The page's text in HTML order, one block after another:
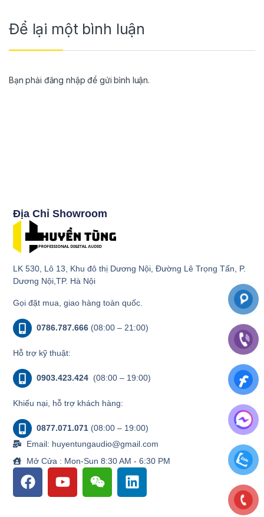
Để lại một bình luận
Bạn phải đăng nhập để gửi bình luận.
Địa Chỉ Showroom
LK 530, Lô 13, Khu đô thị Dương Nội, Đường Lê Trọng Tấn, P.
Dương Nội,TP. Hà Nội
Gọi đặt mua, giao hàng toàn quốc.
0786.787.666 (08:00 – 21:00)
Hỗ trợ kỹ thuật:
0903.423.424 (08:00 – 19:00)
Khiếu nại, hỗ trợ khách hàng:
0877.071.071 (08:00 – 19:00)
Email: huyentungaudio@gmail.com
Mở Cửa : Mon-Sun 8:30 AM - 6:30 PM